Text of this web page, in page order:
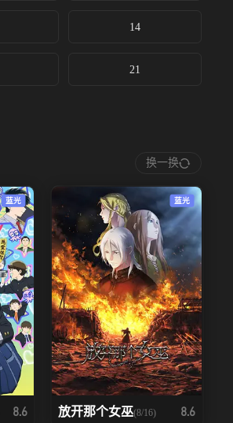
14
21
换一换
蓝光
8.6
蓝光
放开那个女巫(8/16) 8.6